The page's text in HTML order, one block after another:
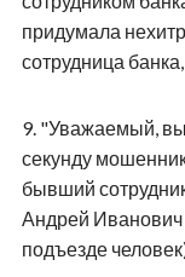
придумала
сотрудница
9. "Уважаемый, вы
секунду
бывший
Андрей
подъезде